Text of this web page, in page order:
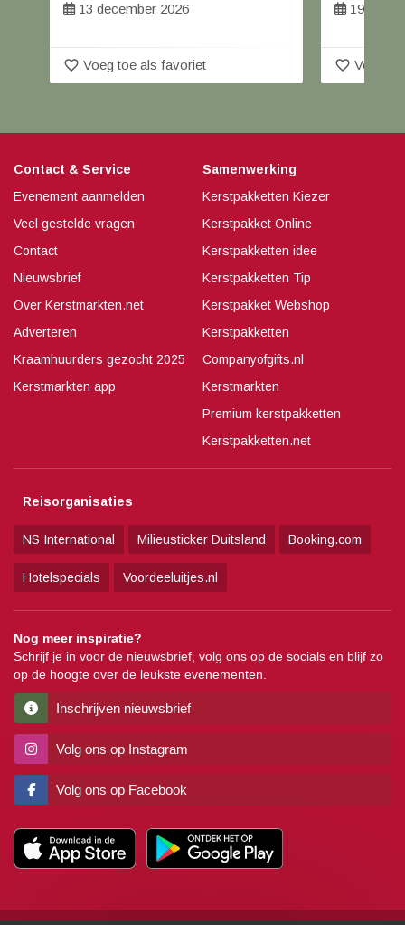
13 december 2026
favorite_border Voeg toe als favoriet
19 t/m
favorite_border Voeg
Contact & Service
Evenement aanmelden
Veel gestelde vragen
Contact
Nieuwsbrief
Over Kerstmarkten.net
Adverteren
Kraamhuurders gezocht 2025
Kerstmarkten app
Samenwerking
Kerstpakketten Kiezer
Kerstpakket Online
Kerstpakketten idee
Kerstpakketten Tip
Kerstpakket Webshop
Kerstpakketten
Companyofgifts.nl
Kerstmarkten
Premium kerstpakketten
Kerstpakketten.net
Reisorganisaties
NS International Milieusticker Duitsland Booking.com
Hotelspecials Voordeeluitjes.nl
Nog meer inspiratie?
Schrijf je in voor de nieuwsbrief, volg ons op de socials en blijf zo
op de hoogte over de leukste evenementen.
Inschrijven nieuwsbrief
Volg ons op Instagram
Volg ons op Facebook